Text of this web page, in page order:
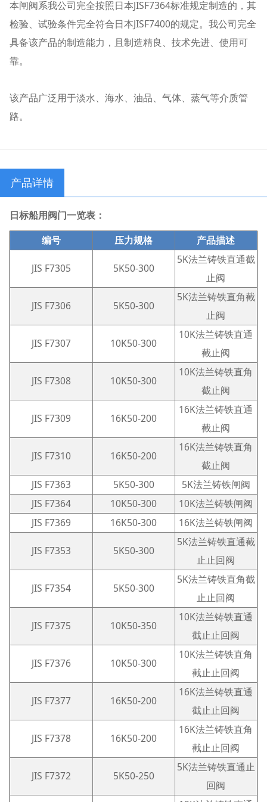
本闸阀系我公司完全按照日本JISF7364标准规定制造的，其
检验、试验条件完全符合日本JISF7400的规定。我公司完全
具备该产品的制造能力，且制造精良、技术先进、使用可
靠。
该产品广泛用于淡水、海水、油品、气体、蒸气等介质管
路。
产品详情
日标船用阀门一览表：
编号
压力规格 产品描述
JIS F7305 5K50-300
5K法兰铸铁直通截
止阀
JIS F7306 5K50-300
5K法兰铸铁直角截
止阀
JIS F7307 10K50-300
10K法兰铸铁直通
截止阀
JIS F7308 10K50-300
10K法兰铸铁直角
截止阀
JIS F7309 16K50-200
16K法兰铸铁直通
截止阀
JIS F7310 16K50-200
16K法兰铸铁直角
截止阀
JIS F7363
5K50-300
5K法兰铸铁闸阀
JIS F7364
10K50-300
10K法兰铸铁闸阀
JIS F7369
16K50-300 16K法兰铸铁闸阀
JIS F7353 5K50-300
5K法兰铸铁直通截
止止回阀
JIS F7354 5K50-300
5K法兰铸铁直角截
止止回阀
JIS F7375 10K50-350
10K法兰铸铁直通
截止止回阀
JIS F7376 10K50-300
10K法兰铸铁直角
截止止回阀
JIS F7377 16K50-200
16K法兰铸铁直通
截止止回阀
JIS F7378 16K50-200
16K法兰铸铁直角
截止止回阀
JIS F7372 5K50-250
5K法兰铸铁直通止
回阀